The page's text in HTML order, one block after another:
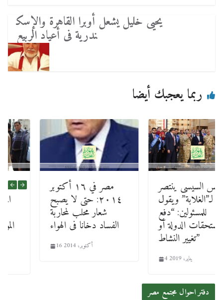
يحيى خليل يشعل أوبرا القاهرة والإسك
ندرية فى أعياد الربيع
ربما يعجبك أيضا
مصر في ١٦ أكتوبر
٢٠١٤: حتى لا يصبح
شعار محلب لمحاربة
الفساد دخانا فى الهواء
16 أكتوبر، 2014
الرئيس السيسى ينتصر
لـ”الغلابة” ويقول
للمسئولين: “دفع
مستحقات الدولة أو
تغيير النشاط”
4 يناير، 2019
دفتر احوال مجتمع مصر